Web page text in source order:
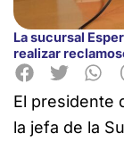
La sucursal
realizar
El presidente
la jefa de la